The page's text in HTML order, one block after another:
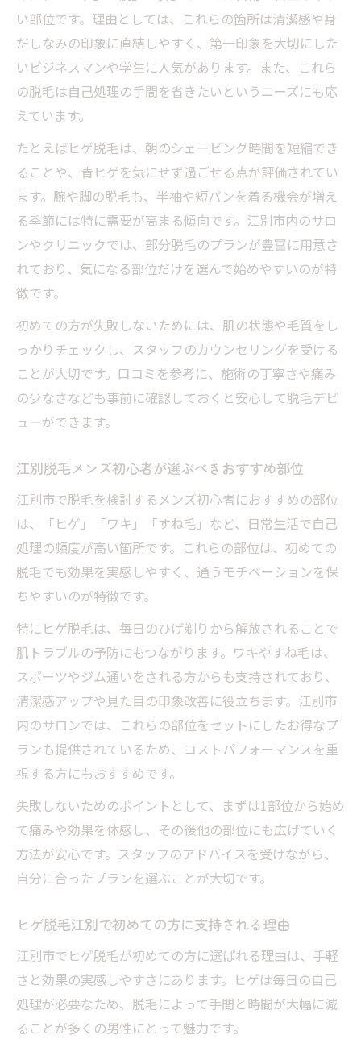
い部位です。理由としては、これらの箇所は清潔感や身
だしなみの印象に直結しやすく、第一印象を大切にした
いビジネスマンや学生に人気があります。また、これら
の脱毛は自己処理の手間を省きたいというニーズにも応
えています。
たとえばヒゲ脱毛は、朝のシェービング時間を短縮でき
ることや、青ヒゲを気にせず過ごせる点が評価されてい
ます。腕や脚の脱毛も、半袖や短パンを着る機会が増え
る季節には特に需要が高まる傾向です。江別市内のサロ
ンやクリニックでは、部分脱毛のプランが豊富に用意さ
れており、気になる部位だけを選んで始めやすいのが特
徴です。
初めての方が失敗しないためには、肌の状態や毛質をし
っかりチェックし、スタッフのカウンセリングを受ける
ことが大切です。口コミを参考に、施術の丁寧さや痛み
の少なさなども事前に確認しておくと安心して脱毛デビ
ューができます。
江別脱毛メンズ初心者が選ぶべきおすすめ部位
江別市で脱毛を検討するメンズ初心者におすすめの部位
は、「ヒゲ」「ワキ」「すね毛」など、日常生活で自己
処理の頻度が高い箇所です。これらの部位は、初めての
脱毛でも効果を実感しやすく、通うモチベーションを保
ちやすいのが特徴です。
特にヒゲ脱毛は、毎日のひげ剃りから解放されることで
肌トラブルの予防にもつながります。ワキやすね毛は、
スポーツやジム通いをされる方からも支持されており、
清潔感アップや見た目の印象改善に役立ちます。江別市
内のサロンでは、これらの部位をセットにしたお得なプ
ランも提供されているため、コストパフォーマンスを重
視する方にもおすすめです。
失敗しないためのポイントとして、まずは1部位から始め
て痛みや効果を体感し、その後他の部位にも広げていく
方法が安心です。スタッフのアドバイスを受けながら、
自分に合ったプランを選ぶことが大切です。
ヒゲ脱毛江別で初めての方に支持される理由
江別市でヒゲ脱毛が初めての方に選ばれる理由は、手軽
さと効果の実感しやすさにあります。ヒゲは毎日の自己
処理が必要なため、脱毛によって手間と時間が大幅に減
ることが多くの男性にとって魅力です。